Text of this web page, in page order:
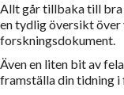
Allt går tillbaka till bra
en tydlig översikt
forskningsdokument.
Även en liten bit av
framställa din tidning i